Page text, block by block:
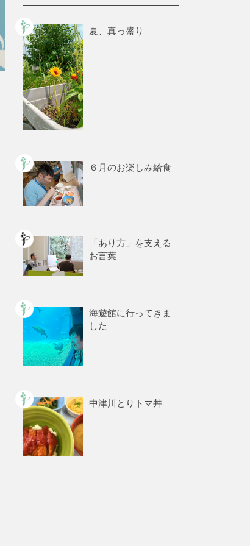
夏、真っ盛り
６月のお楽しみ給食
「あり方」を支える
お言葉
海遊館に行ってきま
した
中津川とりトマ丼